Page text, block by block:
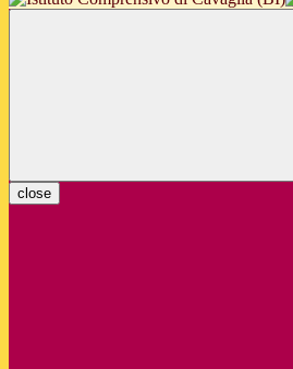
close